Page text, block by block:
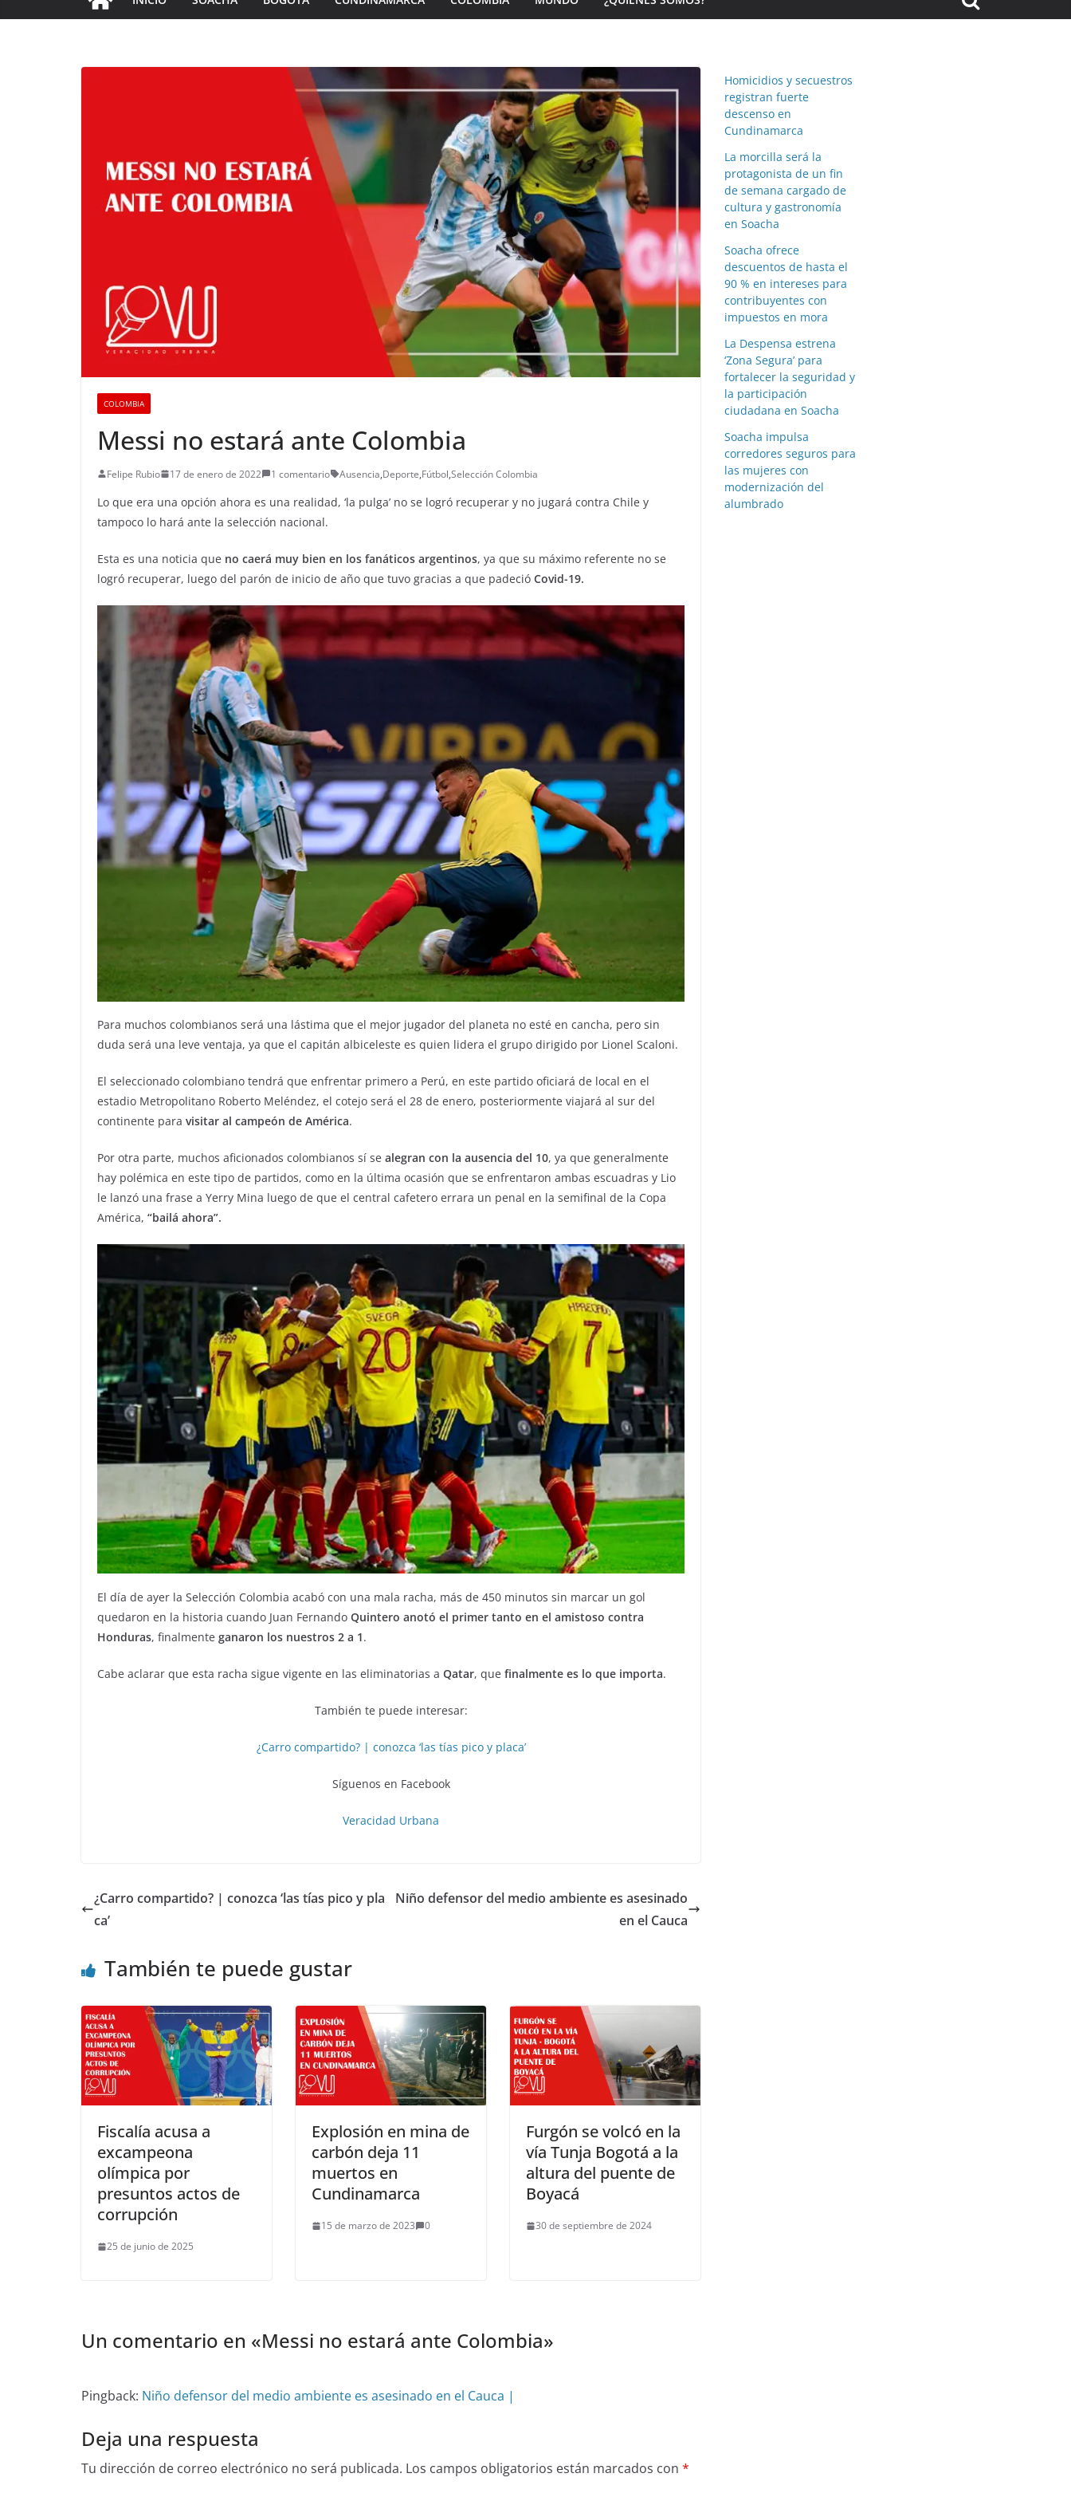
COLOMBIA
Messi no estará ante Colombia
Felipe Rubio 17 de enero de 2022 1 comentario Ausencia,Deporte,Fútbol,Selección Colombia
Lo que era una opción ahora es una realidad, ‘la pulga’ no se logró recuperar y no jugará contra Chile y
tampoco lo hará ante la selección nacional.
Esta es una noticia que no caerá muy bien en los fanáticos argentinos, ya que su máximo referente no se
logró recuperar, luego del parón de inicio de año que tuvo gracias a que padeció Covid-19.
Para muchos colombianos será una lástima que el mejor jugador del planeta no esté en cancha, pero sin
duda será una leve ventaja, ya que el capitán albiceleste es quien lidera el grupo dirigido por Lionel Scaloni.
El seleccionado colombiano tendrá que enfrentar primero a Perú, en este partido oficiará de local en el
estadio Metropolitano Roberto Meléndez, el cotejo será el 28 de enero, posteriormente viajará al sur del
continente para visitar al campeón de América.
Por otra parte, muchos aficionados colombianos sí se alegran con la ausencia del 10, ya que generalmente
hay polémica en este tipo de partidos, como en la última ocasión que se enfrentaron ambas escuadras y Lio
le lanzó una frase a Yerry Mina luego de que el central cafetero errara un penal en la semifinal de la Copa
América, “bailá ahora”.
El día de ayer la Selección Colombia acabó con una mala racha, más de 450 minutos sin marcar un gol
quedaron en la historia cuando Juan Fernando Quintero anotó el primer tanto en el amistoso contra
Honduras, finalmente ganaron los nuestros 2 a 1.
Cabe aclarar que esta racha sigue vigente en las eliminatorias a Qatar, que finalmente es lo que importa.
También te puede interesar:
¿Carro compartido? | conozca ‘las tías pico y placa’
Síguenos en Facebook
Veracidad Urbana
¿Carro compartido? | conozca ‘las tías pico y pla
ca’
Niño defensor del medio ambiente es asesinado
en el Cauca
También te puede gustar
Fiscalía acusa a
excampeona
olímpica por
presuntos actos de
corrupción
25 de junio de 2025
Explosión en mina de
carbón deja 11
muertos en
Cundinamarca
15 de marzo de 2023 0
Furgón se volcó en la
vía Tunja Bogotá a la
altura del puente de
Boyacá
30 de septiembre de 2024
Un comentario en «Messi no estará ante Colombia»
Pingback: Niño defensor del medio ambiente es asesinado en el Cauca |
Deja una respuesta
Tu dirección de correo electrónico no será publicada. Los campos obligatorios están marcados con *
Homicidios y secuestros
registran fuerte
descenso en
Cundinamarca
La morcilla será la
protagonista de un fin
de semana cargado de
cultura y gastronomía
en Soacha
Soacha ofrece
descuentos de hasta el
90 % en intereses para
contribuyentes con
impuestos en mora
La Despensa estrena
‘Zona Segura’ para
fortalecer la seguridad y
la participación
ciudadana en Soacha
Soacha impulsa
corredores seguros para
las mujeres con
modernización del
alumbrado